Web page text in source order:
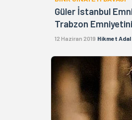
Güler İstanbul
Trabzon
12 Haziran 2019 Hikmet Adal